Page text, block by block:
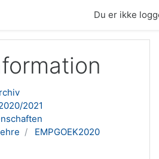
Du er ikke
2021
EMPGOEK2020